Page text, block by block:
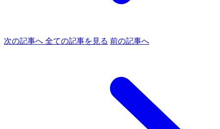
次の記事へ 全ての記事を見る 前の記事へ